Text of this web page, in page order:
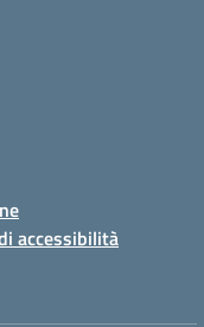
accessibilità